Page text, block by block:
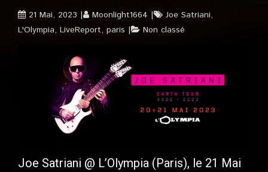
21 Mai, 2023 Moonlight1664 Joe Satriani,
L'Olympia, LiveReport, paris Non classé
Joe Satriani @ L’Olympia (Paris), le 21 Mai